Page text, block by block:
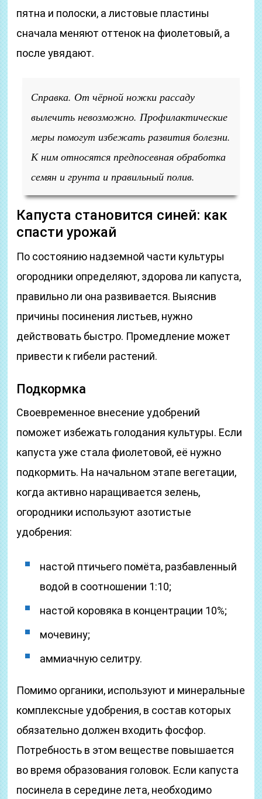
пятна и полоски, а листовые пластины
сначала меняют оттенок на фиолетовый, а
после увядают.
Справка. От чёрной ножки рассаду
вылечить невозможно. Профилактические
меры помогут избежать развития болезни.
К ним относятся предпосевная обработка
семян и грунта и правильный полив.
Капуста становится синей: как
спасти урожай
По состоянию надземной части культуры
огородники определяют, здорова ли капуста,
правильно ли она развивается. Выяснив
причины посинения листьев, нужно
действовать быстро. Промедление может
привести к гибели растений.
Подкормка
Своевременное внесение удобрений
поможет избежать голодания культуры. Если
капуста уже стала фиолетовой, её нужно
подкормить. На начальном этапе вегетации,
когда активно наращивается зелень,
огородники используют азотистые
удобрения:
настой птичьего помёта, разбавленный
водой в соотношении 1:10;
настой коровяка в концентрации 10%;
мочевину;
аммиачную селитру.
Помимо органики, используют и минеральные
комплексные удобрения, в состав которых
обязательно должен входить фосфор.
Потребность в этом веществе повышается
во время образования головок. Если капуста
посинела в середине лета, необходимо